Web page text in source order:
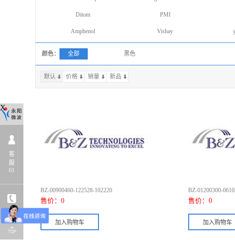
Ditom PMI
Amphenol Vishay
颜色： 全部 黑色
默认 价格 销量 新品
上一页下一页
BZ-00900460-122528-102220
售价： 0
BZ-01200300-
售价： 0
X
客
服
01